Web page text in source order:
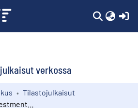
verkossa
Tilastojulkaisut